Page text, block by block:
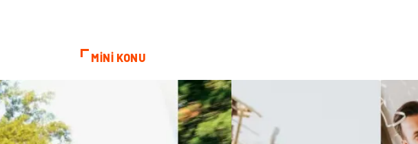
MİNİ KONU